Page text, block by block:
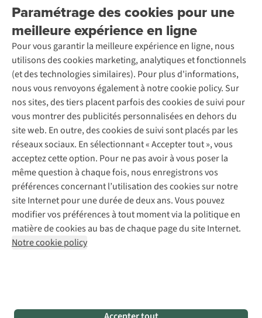
Paramétrage des cookies pour une
meilleure expérience en ligne
Pour vous garantir la meilleure expérience en ligne, nous
utilisons des cookies marketing, analytiques et fonctionnels
(et des technologies similaires). Pour plus d'informations,
nous vous renvoyons également à notre cookie policy. Sur
nos sites, des tiers placent parfois des cookies de suivi pour
vous montrer des publicités personnalisées en dehors du
site web. En outre, des cookies de suivi sont placés par les
réseaux sociaux. En sélectionnant « Accepter tout », vous
acceptez cette option. Pour ne pas avoir à vous poser la
même question à chaque fois, nous enregistrons vos
préférences concernant l’utilisation des cookies sur notre
site Internet pour une durée de deux ans. Vous pouvez
modifier vos préférences à tout moment via la politique en
matière de cookies au bas de chaque page du site Internet.
Notre cookie policy
Rétractation d'une commande
Entretien & réparations
Garantie
Contactez-nous
À propos d’Ayacucho
Nos magasins
À propos d’A.S.Adventure
Déclaration d'accessibilité
Location / Location sports d’hiver
Entretien de ski
Service de lavage
Entretien de chaussures
Réparation de chaussures
Réparation de vêtements
Retouches
Pour les entreprises
Découvrez
A.S.Magazine
Explore Camp
Gear Check
Expertise & conseils
Abonnez-vous à la newsletter
Suivez-nous
Mentions légales
Politique de confidentialité
Conditions générales
Cookie Policy
AS Adventure Luxemburg SA,